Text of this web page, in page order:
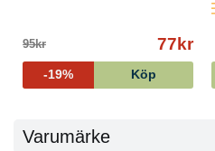
95kr 77kr
-19% Köp
Varumärke